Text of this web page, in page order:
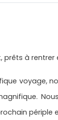
prêts à rentrer
voyage,
périple